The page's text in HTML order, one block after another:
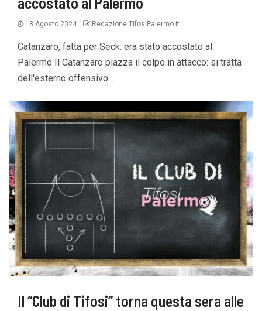
18 Agosto 2024 Redazione TifosiPalermo.it
Catanzaro, fatta per Seck: era stato accostato al
Palermo Il Catanzaro piazza il colpo in attacco: si tratta
dell'esterno offensivo...
Il “Club di Tifosi” torna questa sera alle